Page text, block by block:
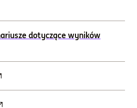
dotyczące wyników